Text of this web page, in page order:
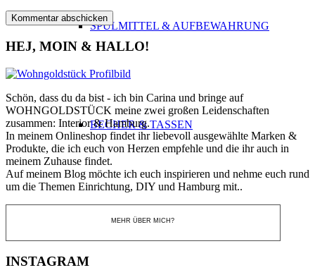
SPÜLMITTEL & AUFBEWAHRUNG
BECHER & TASSEN
TO GO BECHER & FLASCHEN
HEJ, MOIN & HALLO!
Schön, dass du da bist - ich bin Carina und bringe auf
WOHNGOLDSTÜCK meine zwei großen Leidenschaften
zusammen: Interior & Hamburg.
In meinem Onlineshop findet ihr liebevoll ausgewählte Marken &
Produkte, die ich euch von Herzen empfehle und die ihr auch in
meinem Zuhause findet.
Auf meinem Blog möchte ich euch inspirieren und nehme euch rund
um die Themen Einrichtung, DIY und Hamburg mit..
MEHR ÜBER MICH?
INSTAGRAM